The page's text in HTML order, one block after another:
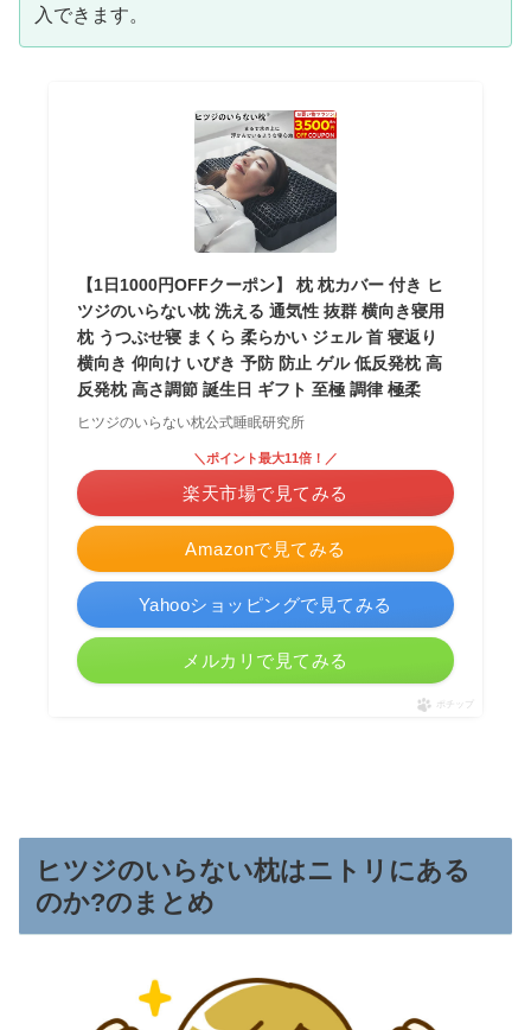
入できます。
【1日1000円OFFクーポン】 枕 枕カバー 付き ヒ
ツジのいらない枕 洗える 通気性 抜群 横向き寝用
枕 うつぶせ寝 まくら 柔らかい ジェル 首 寝返り
横向き 仰向け いびき 予防 防止 ゲル 低反発枕 高
反発枕 高さ調節 誕生日 ギフト 至極 調律 極柔
ヒツジのいらない枕公式睡眠研究所
Amazonで見てみる
＼ポイント最大11倍！／
楽天市場で見てみる
Yahooショッピングで見てみる
メルカリで見てみる
ポチップ
ヒツジのいらない枕はニトリにある
のか?のまとめ